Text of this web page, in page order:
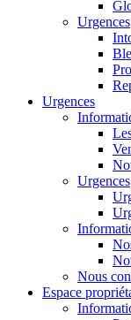
Urgences
Urgences
Urgences
Nous
Espace